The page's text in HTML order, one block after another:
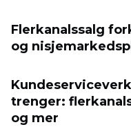
Flerkanalssalg
og
trenger:
og mer